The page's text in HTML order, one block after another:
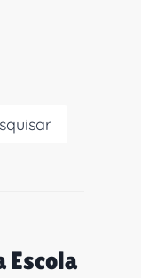
Escola